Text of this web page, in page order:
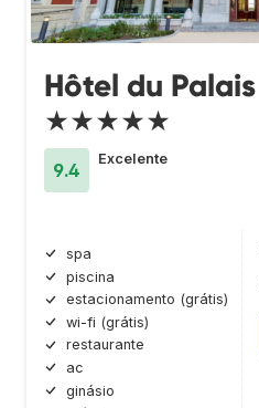
Hôtel du Palais
★★★★★
9.4
Excelente
spa
piscina
estacionamento (grátis)
wi-fi (grátis)
restaurante
ac
ginásio